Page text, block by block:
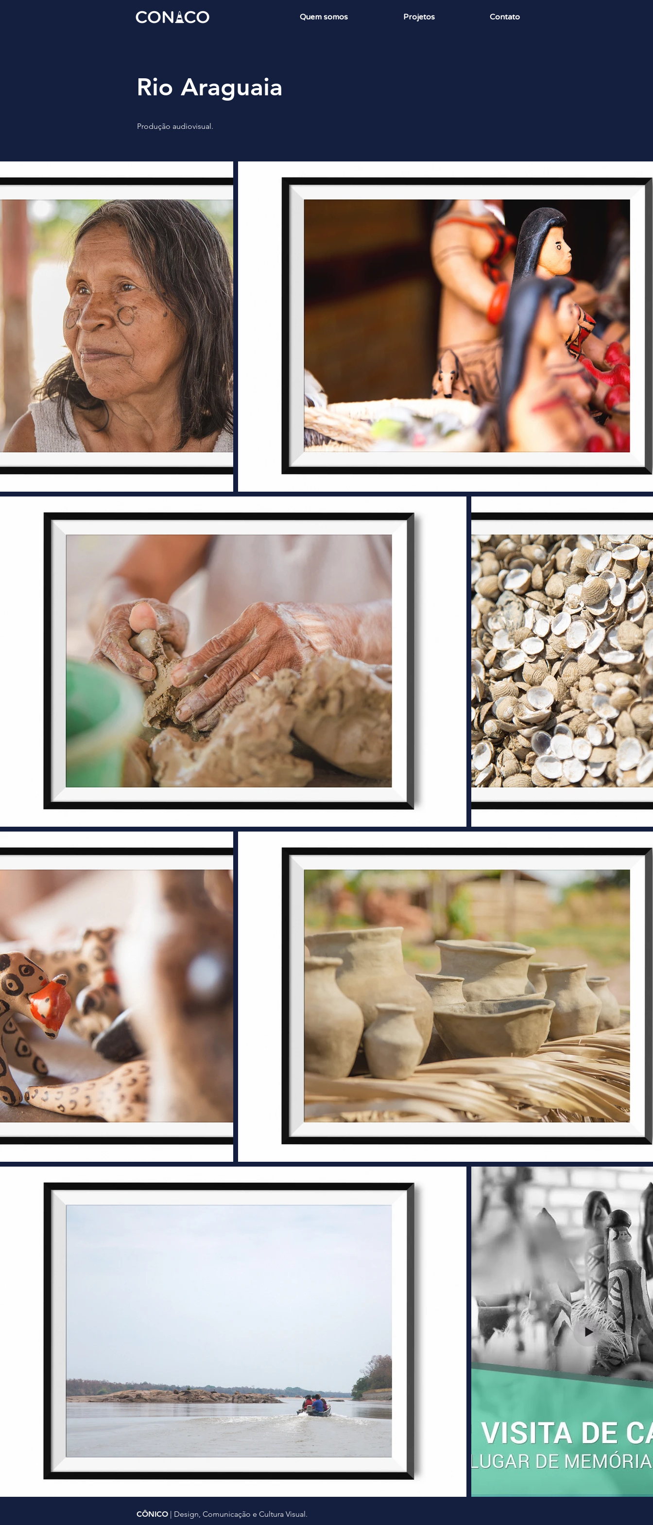
Quem somos Projetos Contato
Rio Araguaia
Produção audiovisual.
CÔNICO | Design, Comunicação e Cultura Visual.